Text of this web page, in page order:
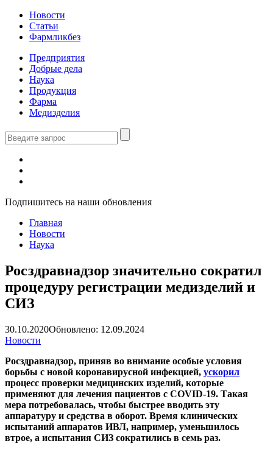
Новости
Статьи
Фармликбез
Предприятия
Добрые дела
Наука
Продукция
Фарма
Медизделия
Подпишитесь на наши обновления
Главная
Новости
Наука
Росздравнадзор значительно сократил
процедуру регистрации медизделий и
СИЗ
30.10.2020Обновлено: 12.09.2024
Новости
Росздравнадзор, приняв во внимание особые условия
борьбы с новой коронавирусной инфекцией, ускорил
процесс проверки медицинских изделий, которые
применяют для лечения пациентов с COVID-19. Такая
мера потребовалась, чтобы быстрее вводить эту
аппаратуру и средства в оборот. Время клинических
испытаний аппаратов ИВЛ, например, уменьшилось
втрое, а испытания СИЗ сократились в семь раз.